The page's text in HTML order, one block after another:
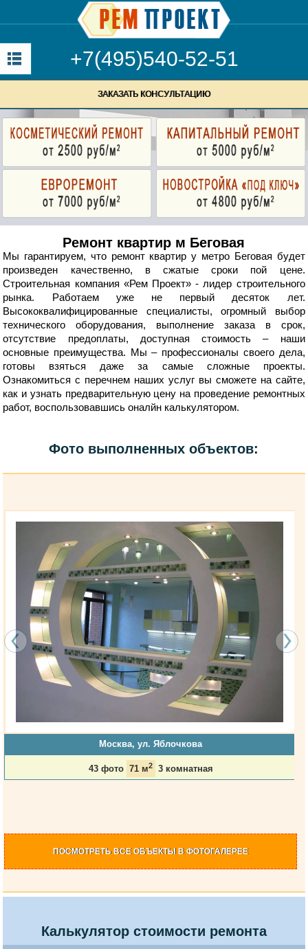
+7(495)540-52-51
ЗАКАЗАТЬ КОНСУЛЬТАЦИЮ
Ремонт квартир м Беговая
Мы гарантируем, что ремонт квартир у метро Беговая будет
произведен качественно, в сжатые сроки пой цене.
Строительная компания «Рем Проект» - лидер строительного
рынка. Работаем уже не первый десяток лет.
Высококвалифицированные специалисты, огромный выбор
технического оборудования, выполнение заказа в срок,
отсутствие предоплаты, доступная стоимость – наши
основные преимущества. Мы – профессионалы своего дела,
готовы взяться даже за самые сложные проекты.
Ознакомиться с перечнем наших услуг вы сможете на сайте,
как и узнать предварительную цену на проведение ремонтных
работ, воспользовавшись оналйн калькулятором.
Фото выполненных объектов:
Москва, ул. Яблочкова
43 фото 71 м2 3 комнатная
ПОСМОТРЕТЬ ВСЕ ОБЪЕКТЫ В ФОТОГАЛЕРЕЕ
Калькулятор стоимости ремонта